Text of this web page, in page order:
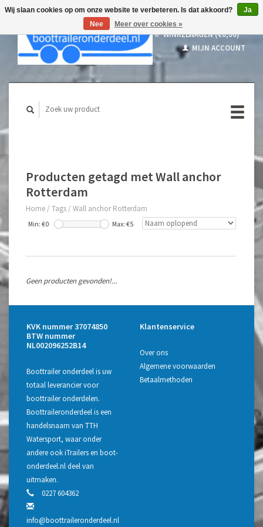
WINKELWAGEN (€0,00)
MIJN ACCOUNT
Producten getagd met Wall anchor
Rotterdam
Home / Tags / Wall anchor Rotterdam
Min: €0 Max: €5
Geen producten gevonden!...
KVK nummer 37074850
BTW nummer
NL002096252B14
Boottrailer onderdeel is uw
totaal leverancier voor
boottrailer onderdelen.
Boottraileronderdeel is een
handelsnaam van TTH
Watersport, waar onder
andere ook iTrailers en boot-
onderdeel.nl deel van
uitmaken.
0227 604362
info@boottraileronderdeel.nl
Klantenservice
Over ons
Algemene voorwaarden
Betaalmethoden
Wij slaan cookies op om onze website te verbeteren. Is dat akkoord?
Ja
Nee
Meer over cookies »